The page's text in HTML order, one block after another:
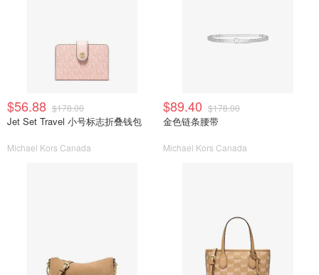
$56.88 $178.00
Jet Set Travel 小号标志折叠钱包
Michael Kors Canada
$89.40 $178.00
金色链条腰带
Michael Kors Canada